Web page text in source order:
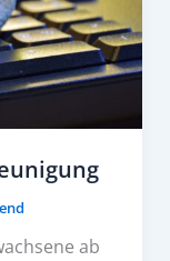
ab